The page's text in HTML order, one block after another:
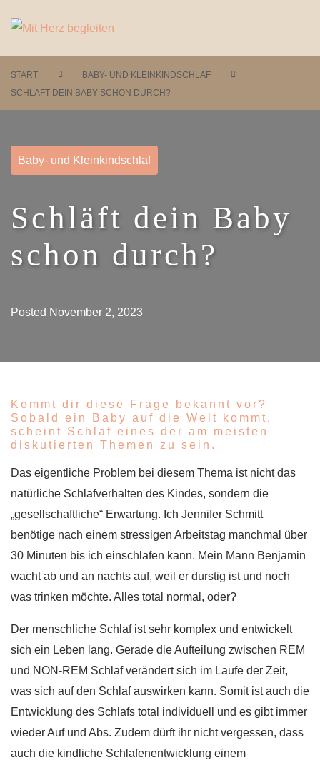
START
BABY- UND KLEINKINDSCHLAF
SCHLÄFT DEIN BABY SCHON DURCH?
Baby- und Kleinkindschlaf
Schläft dein Baby
schon durch?
Posted November 2, 2023
Kommt dir diese Frage bekannt vor?
Sobald ein Baby auf die Welt kommt,
scheint Schlaf eines der am meisten
diskutierten Themen zu sein.
Das eigentliche Problem bei diesem Thema ist nicht das
natürliche Schlafverhalten des Kindes, sondern die
„gesellschaftliche“ Erwartung. Ich Jennifer Schmitt
benötige nach einem stressigen Arbeitstag manchmal über
30 Minuten bis ich einschlafen kann. Mein Mann Benjamin
wacht ab und an nachts auf, weil er durstig ist und noch
was trinken möchte. Alles total normal, oder?
Der menschliche Schlaf ist sehr komplex und entwickelt
sich ein Leben lang. Gerade die Aufteilung zwischen REM
und NON-REM Schlaf verändert sich im Laufe der Zeit,
was sich auf den Schlaf auswirken kann. Somit ist auch die
Entwicklung des Schlafs total individuell und es gibt immer
wieder Auf und Abs. Zudem dürft ihr nicht vergessen, dass
auch die kindliche Schlafenentwicklung einem